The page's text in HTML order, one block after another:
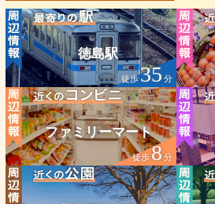
徳島駅
徒歩35 分
ファミリーマート
徒歩8分